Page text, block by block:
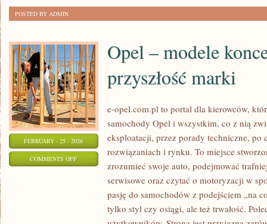
POSTED BY ADMIN
FEBRUARY - 25 - 2026
COMMENTS OFFON
Opel – modele
przyszłość marki
e-opel.com.pl to portal dla kierowców,
samochody Opel i wszystkim, co z nią
eksploatacji, przez porady techniczne, po
rozwiązaniach i rynku. To miejsce
zrozumieć swoje auto, podejmować
serwisowe oraz czytać o motoryzacji w
pasję do samochodów z podejściem „na
tylko styl czy osiągi, ale też trwałość.